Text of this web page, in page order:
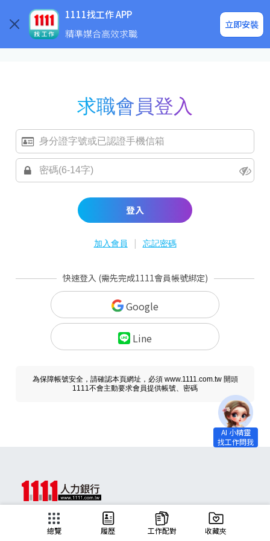
1111找工作 APP
精準媒合高效求職
立即安裝
企業求才
求職會員登入
登入
加入會員 | 忘記密碼
快速登入 (需先完成1111會員帳號綁定)
Google
Line
為保障帳號安全，請確認本頁網址，必須 www.1111.com.tw 開頭
1111不會主動要求會員提供帳號、密碼
總覽 履歷 工作配對 收藏夾